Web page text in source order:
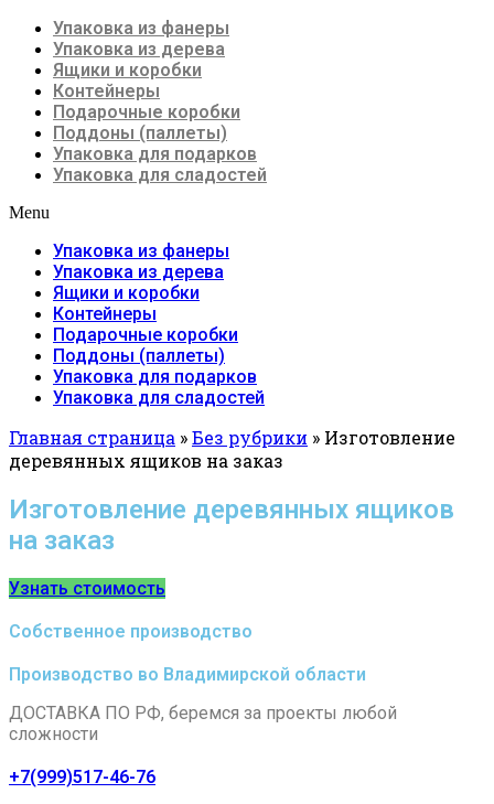
Упаковка из фанеры
Упаковка из дерева
Ящики и коробки
Контейнеры
Подарочные коробки
Поддоны (паллеты)
Упаковка для подарков
Упаковка для сладостей
Menu
Упаковка из фанеры
Упаковка из дерева
Ящики и коробки
Контейнеры
Подарочные коробки
Поддоны (паллеты)
Упаковка для подарков
Упаковка для сладостей
Главная страница »Без рубрики » Изготовление
деревянных ящиков на заказ
Изготовление деревянных ящиков
на заказ
Узнать стоимость
Собственное производство
Производство во Владимирской области
ДОСТАВКА ПО РФ, беремся за проекты любой
сложности
+7(999)517-46-76